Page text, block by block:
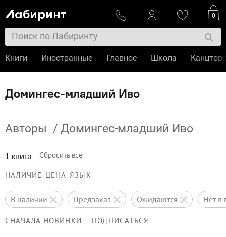
Домингес-младший Иво
Авторы / Домингес-младший Иво
1 книга Сбросить все
НАЛИЧИЕ ЦЕНА ЯЗЫК
в наличии предзаказ ожидаются нет
СНАЧАЛА НОВИНКИ ПОДПИСАТЬСЯ
0
Книги Иностранные Главное Школа